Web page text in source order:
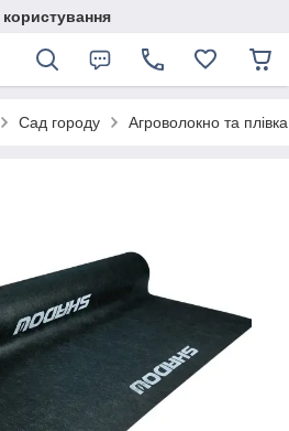
Сад городу Агроволокно та плівка